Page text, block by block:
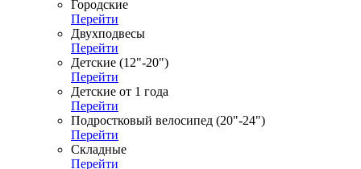
Городские
Перейти
Двухподвесы
Перейти
Детские (12"-20")
Перейти
Детские от 1 года
Перейти
Подростковый велосипед (20"-24")
Перейти
Складные
Перейти